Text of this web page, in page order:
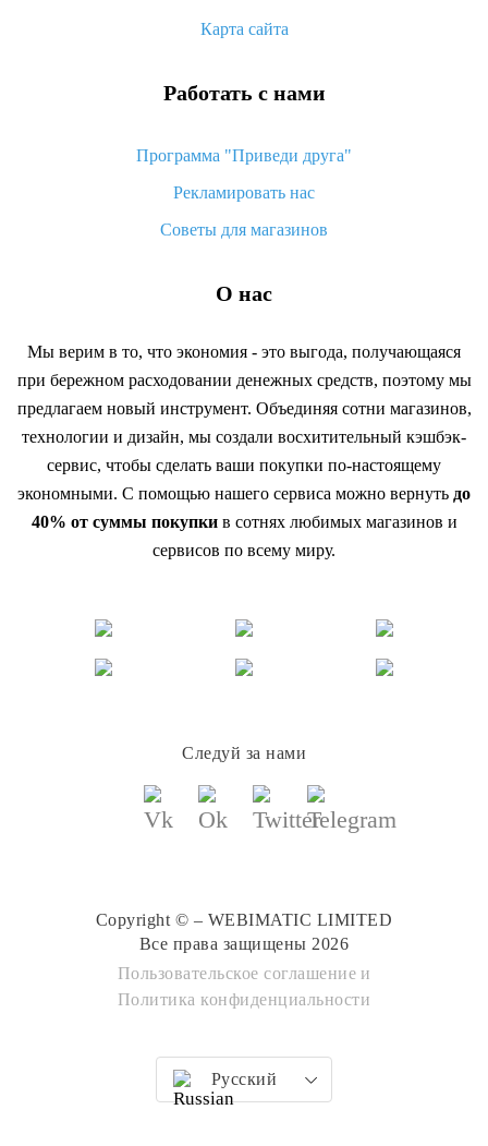
Карта сайта
Работать с нами
Программа "Приведи друга"
Рекламировать нас
Советы для магазинов
О нас
Мы верим в то, что экономия - это выгода, получающаяся
при бережном расходовании денежных средств, поэтому мы
предлагаем новый инструмент. Объединяя сотни магазинов,
технологии и дизайн, мы создали восхитительный кэшбэк-
сервис, чтобы сделать ваши покупки по-настоящему
экономными. С помощью нашего сервиса можно вернуть до
40% от суммы покупкив сотнях любимых магазинов и
сервисов по всему миру.
Следуй за нами
Copyright © – WEBIMATIC LIMITED
Все права защищены 2026
Пользовательское соглашение и
Политика конфиденциальности
Русский